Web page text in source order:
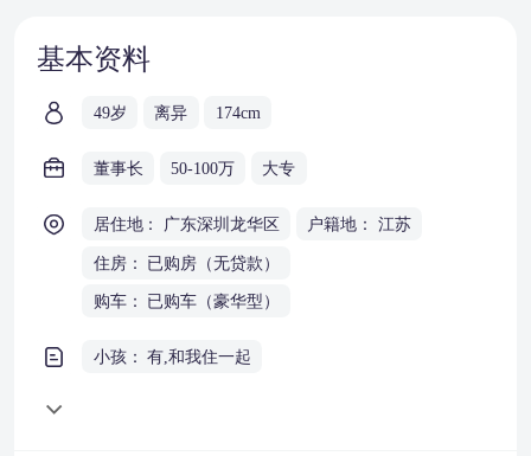
基本资料
49岁 离异 174cm
董事长 50-100万 大专
居住地： 广东深圳龙华区 户籍地： 江苏
住房： 已购房（无贷款）
购车： 已购车（豪华型）
小孩： 有,和我住一起